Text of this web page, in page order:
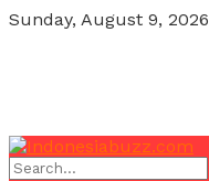
Sunday, August 9, 2026